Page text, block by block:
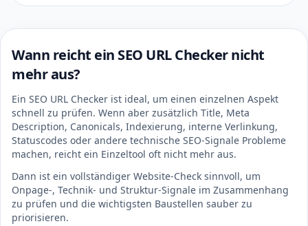
Wann reicht ein SEO URL Checker nicht
mehr aus?
Ein SEO URL Checker ist ideal, um einen einzelnen Aspekt
schnell zu prüfen. Wenn aber zusätzlich Title, Meta
Description, Canonicals, Indexierung, interne Verlinkung,
Statuscodes oder andere technische SEO-Signale Probleme
machen, reicht ein Einzeltool oft nicht mehr aus.
Dann ist ein vollständiger Website-Check sinnvoll, um
Onpage-, Technik- und Struktur-Signale im Zusammenhang
zu prüfen und die wichtigsten Baustellen sauber zu
priorisieren.